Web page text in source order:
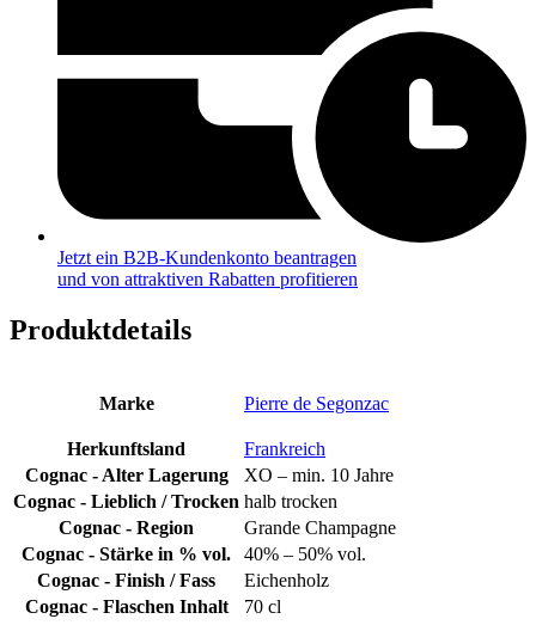
Jetzt ein B2B-Kundenkonto beantragen
und von attraktiven Rabatten profitieren
Produktdetails
Marke Pierre de Segonzac
Herkunftsland
Frankreich
Cognac - Alter Lagerung
XO – min. 10 Jahre
Cognac - Lieblich / Trocken halb trocken
Cognac - Region
Grande Champagne
Cognac - Stärke in % vol.
40% – 50% vol.
Cognac - Finish / Fass
Eichenholz
Cognac - Flaschen Inhalt
70 cl